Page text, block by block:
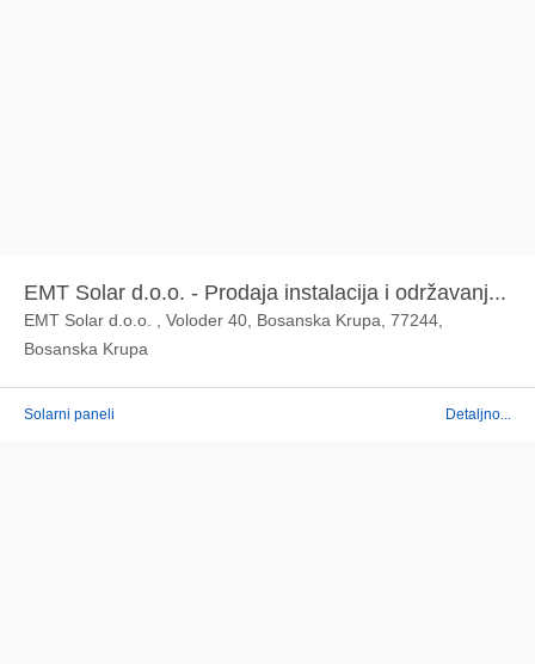
EMT Solar d.o.o. - Prodaja instalacija i održavanj...
EMT Solar d.o.o. , Voloder 40, Bosanska Krupa, 77244,
Bosanska Krupa
Solarni paneli Detaljno...